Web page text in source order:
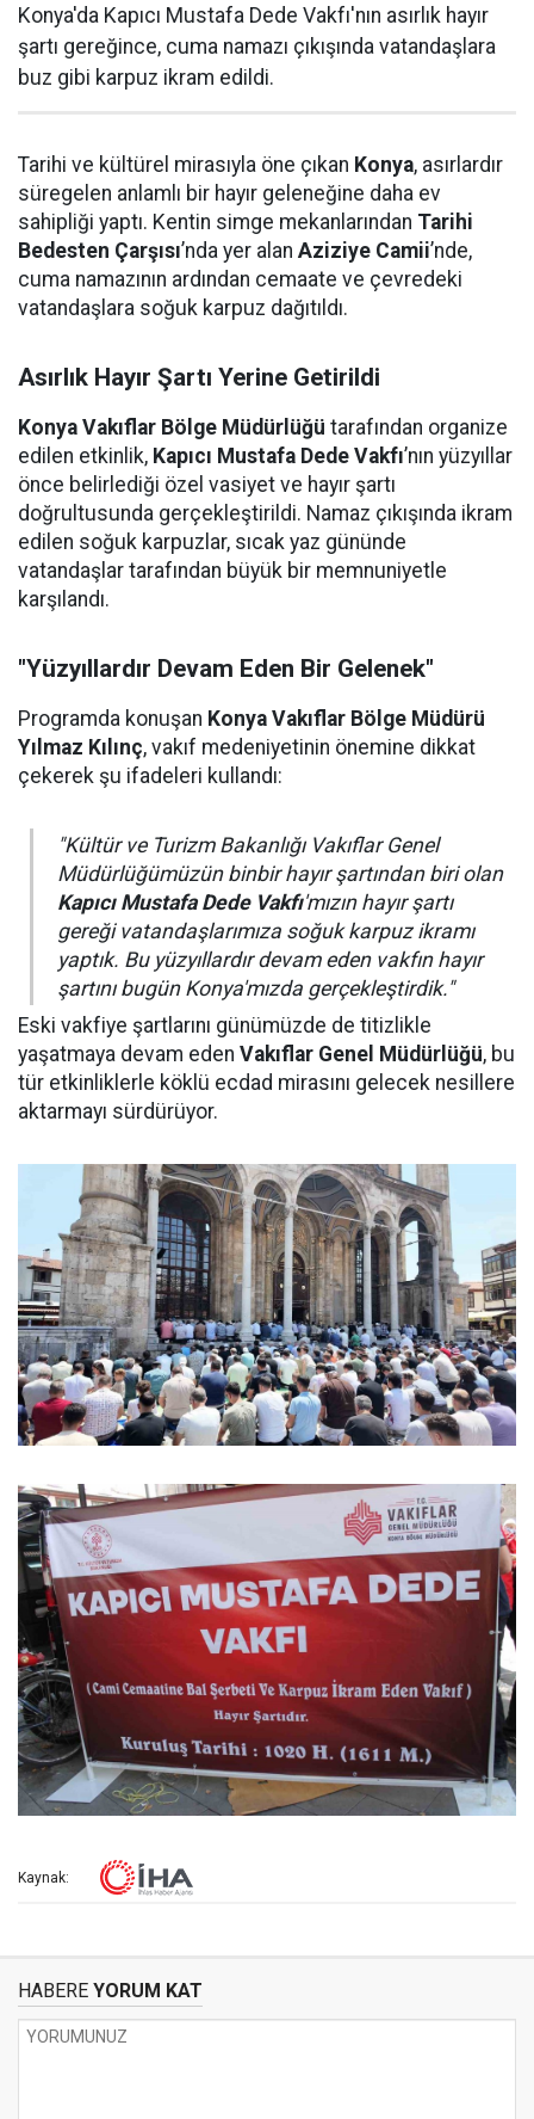
Konya'da Kapıcı Mustafa Dede Vakfı'nın asırlık hayır
şartı gereğince, cuma namazı çıkışında vatandaşlara
buz gibi karpuz ikram edildi.
Tarihi ve kültürel mirasıyla öne çıkan Konya, asırlardır
süregelen anlamlı bir hayır geleneğine daha ev
sahipliği yaptı. Kentin simge mekanlarından Tarihi
Bedesten Çarşısı’nda yer alan Aziziye Camii’nde,
cuma namazının ardından cemaate ve çevredeki
vatandaşlara soğuk karpuz dağıtıldı.
Asırlık Hayır Şartı Yerine Getirildi
Konya Vakıflar Bölge Müdürlüğü tarafından organize
edilen etkinlik, Kapıcı Mustafa Dede Vakfı’nın yüzyıllar
önce belirlediği özel vasiyet ve hayır şartı
doğrultusunda gerçekleştirildi. Namaz çıkışında ikram
edilen soğuk karpuzlar, sıcak yaz gününde
vatandaşlar tarafından büyük bir memnuniyetle
karşılandı.
"Yüzyıllardır Devam Eden Bir Gelenek"
Programda konuşan Konya Vakıflar Bölge Müdürü
Yılmaz Kılınç, vakıf medeniyetinin önemine dikkat
çekerek şu ifadeleri kullandı:
"Kültür ve Turizm Bakanlığı Vakıflar Genel
Müdürlüğümüzün binbir hayır şartından biri olan
Kapıcı Mustafa Dede Vakfı'mızın hayır şartı
gereği vatandaşlarımıza soğuk karpuz ikramı
yaptık. Bu yüzyıllardır devam eden vakfın hayır
şartını bugün Konya'mızda gerçekleştirdik."
Eski vakfiye şartlarını günümüzde de titizlikle
yaşatmaya devam eden Vakıflar Genel Müdürlüğü, bu
tür etkinliklerle köklü ecdad mirasını gelecek nesillere
aktarmayı sürdürüyor.
Kaynak:
HABERE YORUM KAT